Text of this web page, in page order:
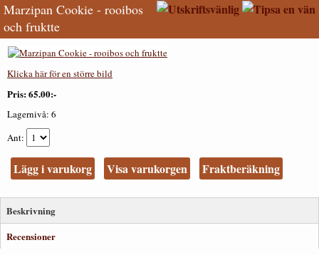
Marzipan Cookie - rooibos
och fruktte
Klicka här för en större bild
Pris 65.00:-
Lagernivå: 6
Ant
Lägg i varukorg Visa varukorgen Fraktberäkning
Beskrivning
Recensioner